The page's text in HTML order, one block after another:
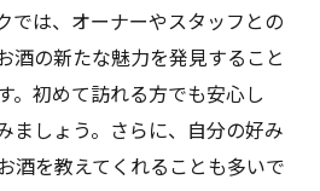
では、オーナーやスタッフとの
酒の新たな魅力を発見すること
。初めて訪れる方でも安心し
ましょう。さらに、自分の好み
酒を教えてくれることも多いで